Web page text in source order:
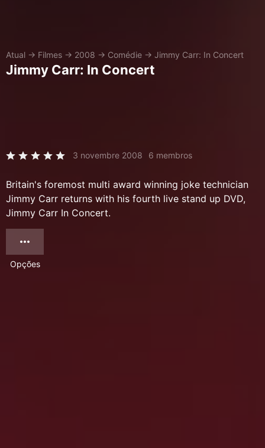
Atual → Filmes → 2008 → Comédie → Jimmy Carr: In Concert
Jimmy Carr: In Concert
3 novembre 2008 6 membros
Britain's foremost multi award winning joke technician
Jimmy Carr returns with his fourth live stand up DVD,
Jimmy Carr In Concert.
Opções